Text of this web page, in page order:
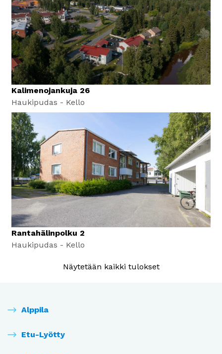
Kalimenojankuja 26
Haukipudas - Kello
Rantahälinpolku 2
Haukipudas - Kello
Näytetään kaikki tulokset
Alppila
Etu-Lyötty